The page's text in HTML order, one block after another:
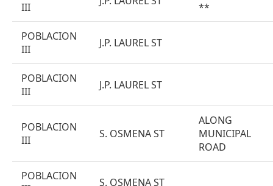
III
**
POBLACION
III
J.P. LAUREL ST
POBLACION
III
J.P. LAUREL ST
POBLACION
III
S. OSMENA ST
ALONG
MUNICIPAL
ROAD
POBLACION
S. OSMENA ST